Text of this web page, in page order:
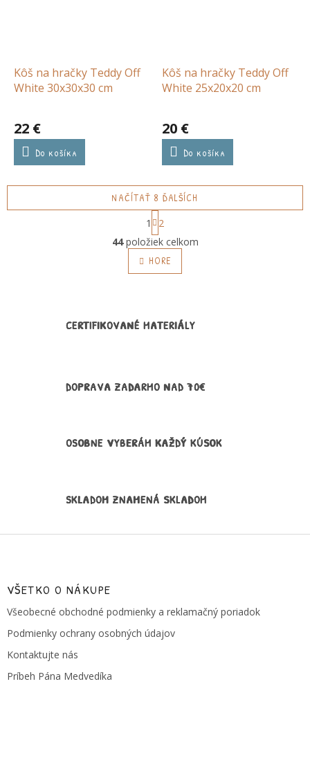
Kôš na hračky Teddy Off
White 30x30x30 cm
22 €
Do košíka
Kôš na hračky Teddy Off
White 25x20x20 cm
20 €
Do košíka
O
v
l
á
i
v
k
p
NAČÍTAŤ 8 ĎALŠÍCH
S
t
r
á
n
k
n
i
1
2
44položiek celkom
HORE
CERTIFIKOVANÉ MATERIÁLY
DOPRAVA ZADARMO NAD 70€
OSOBNE VYBERÁM KAŽDÝ KÚSOK
SKLADOM ZNAMENÁ SKLADOM
Z
VŠETKO O NÁKUPE
Všeobecné obchodné podmienky a reklamačný poriadok
Podmienky ochrany osobných údajov
Kontaktujte nás
Príbeh Pána Medvedíka